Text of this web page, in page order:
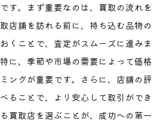
口コミから見る信頼度
した買取店の評価基準
得する理由と豊岡駅エリアのおす
取で得られるメリットとは
す。まず重要なのは、買取の流れを
店舗を訪れる前に、持ち込む品物の
くことで、査定がスムーズに進みま
に、季節や市場の需要によって価格
ングが重要です。さらに、店舗の評
ることで、より安心して取引ができ
買取店を選ぶことが、成功への第一